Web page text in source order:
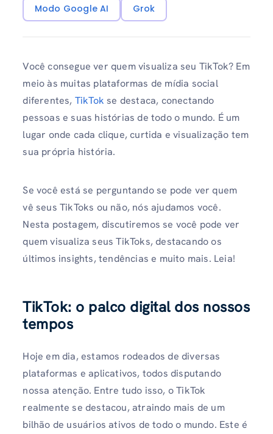
Modo Google AI
Grok
Você consegue ver quem visualiza seu TikTok? Em
meio às muitas plataformas de mídia social
diferentes, TikTokse destaca, conectando
pessoas e suas histórias de todo o mundo. É um
lugar onde cada clique, curtida e visualização tem
sua própria história.
Se você está se perguntando se pode ver quem
vê seus TikToks ou não, nós ajudamos você.
Nesta postagem, discutiremos se você pode ver
quem visualiza seus TikToks, destacando os
últimos insights, tendências e muito mais. Leia!
TikTok: o palco digital dos nossos
tempos
Hoje em dia, estamos rodeados de diversas
plataformas e aplicativos, todos disputando
nossa atenção. Entre tudo isso, o TikTok
realmente se destacou, atraindo mais de um
bilhão de usuários ativos de todo o mundo. Este é